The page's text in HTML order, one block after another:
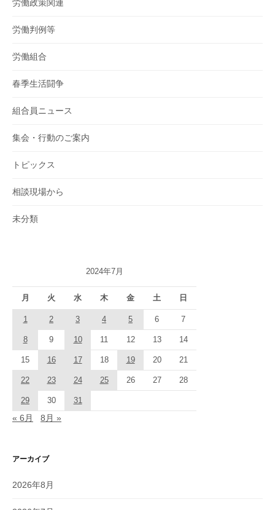
労働政策関連
労働判例等
労働組合
春季生活闘争
組合員ニュース
集会・行動のご案内
トピックス
相談現場から
未分類
2024年7月
月 火 水 木 金 土 日
1 2 3 4 5 6 7
8 9 10 11 12 13 14
15 16 17 18 19 20 21
22 23 24 25 26 27 28
29 30 31
« 6月 8月 »
アーカイブ
2026年8月